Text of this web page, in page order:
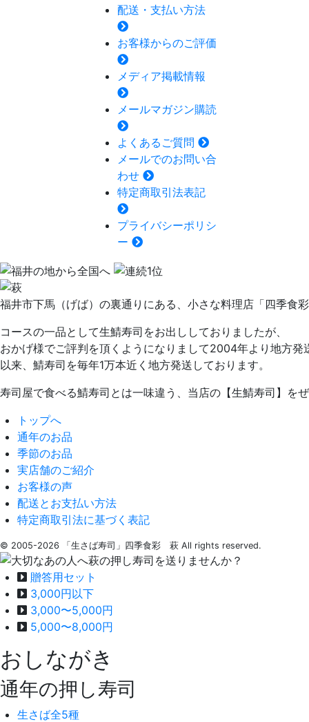
配送・支払い方法
お客様からのご評価
メディア掲載情報
メールマガジン購読
よくあるご質問
メールでのお問い合
わせ
特定商取引法表記
プライバシーポリシ
ー
福井市下馬（げば）の裏通りにある、小さな料理店「四季食
コースの一品として生鯖寿司をお出ししておりましたが、
おかげ様でご評判を頂くようになりまして2004年より地方発
以来、鯖寿司を毎年1万本近く地方発送しております。
寿司屋で食べる鯖寿司とは一味違う、当店の【生鯖寿司】を
トップへ
通年のお品
季節のお品
実店舗のご紹介
お客様の声
配送とお支払い方法
特定商取引法に基づく表記
© 2005-2026 「生さば寿司」四季食彩 萩 All rights reserved.
贈答用セット
3,000円以下
3,000〜5,000円
5,000〜8,000円
おしながき
通年の押し寿司
生さば全5種